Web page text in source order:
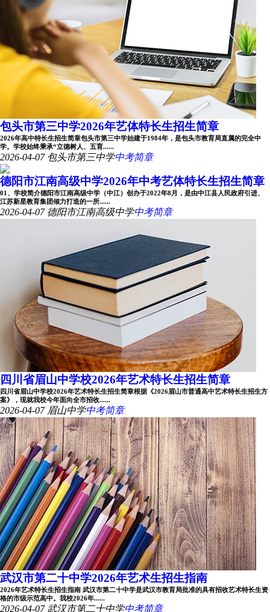
包头市第三中学2026年艺体特长生招生简章
2026年高中特长生招生简章包头市第三中学始建于1984年，是包头市教育局直属的完全中
学。学校始终秉承“立德树人、五育......
2026-04-07 包头市第三中学中考简章
德阳市江南高级中学2026年中考艺体特长生招生简章
01、学校简介德阳市江南高级中学（中江）创办于2022年8月，是由中江县人民政府引进、
江苏新星教育集团倾力打造的一所......
2026-04-07 德阳市江南高级中学中考简章
四川省眉山中学校2026年艺术特长生招生简章
四川省眉山中学校2026年艺术特长生招生简章根据《2026眉山市普通高中艺术特长生招生方
案》，现就我校今年面向全市招收......
2026-04-07 眉山中学中考简章
武汉市第二十中学2026年艺术生招生指南
2026年艺术特长生招生指南 武汉市第二十中学是武汉市教育局批准的具有招收艺术特长生资
格的市级示范高中。我校2026年......
2026-04-07 武汉市第二十中学中考简章